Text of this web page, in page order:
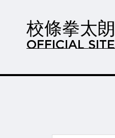
校條拳太朗
OFFICIAL SITE